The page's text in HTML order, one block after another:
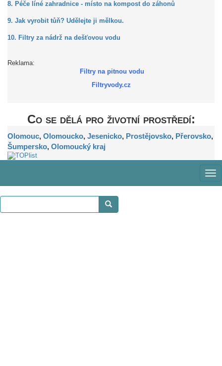
8. Péče líné zahradnice - místo na kompost do záhonů
9. Jak vyrobit tůň? Udělejte ji mělkou.
10. Filtry za nádrž na dešťovou vodu
Reklama:
Filtry na pitnou vodu
Filtryvody.cz
Co se dělá pro životní prostředí:
Olomouc, Olomoucko, Jesenicko, Prostějovsko, Přerovsko,
Šumpersko, Olomoucký kraj